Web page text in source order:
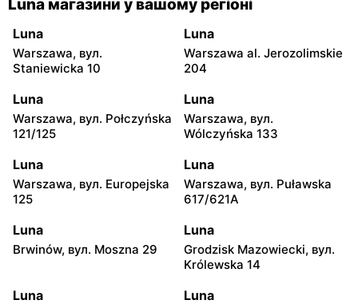
Luna магазини у вашому регіоні
Luna
Warszawa, вул.
Staniewicka 10
Luna
Warszawa al. Jerozolimskie
204
Luna
Warszawa, вул. Połczyńska
121/125
Luna
Warszawa, вул.
Wólczyńska 133
Luna
Warszawa, вул. Europejska
125
Luna
Warszawa, вул. Puławska
617/621A
Luna
Brwinów, вул. Moszna 29
Luna
Grodzisk Mazowiecki, вул.
Królewska 14
Luna Luna